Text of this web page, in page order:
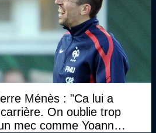
Ménès : "Ca lui a
On oublie trop
mec comme Yoann